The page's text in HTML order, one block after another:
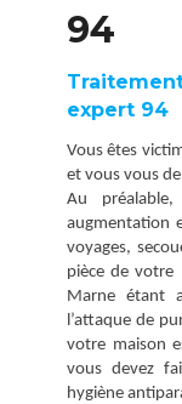
94
expert 94
Vous êtes
et vous vous
Au
augmentation
voyages,
pièce de votre
Marne étant
l’attaque de
votre maison
vous devez
hygiène